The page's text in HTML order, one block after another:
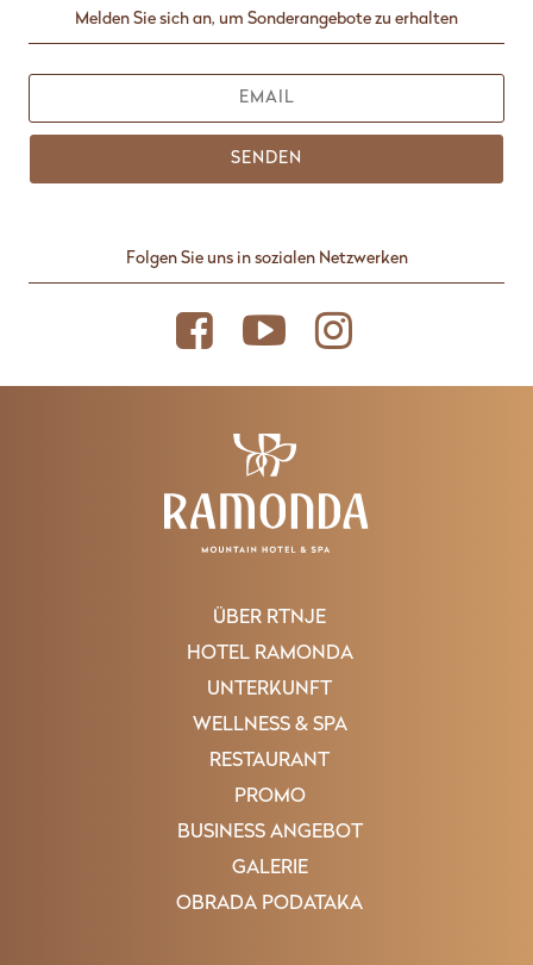
Melden Sie sich an, um Sonderangebote zu erhalten
SENDEN
Folgen Sie uns in sozialen Netzwerken
ÜBER RTNJE
HOTEL RAMONDA
UNTERKUNFT
WELLNESS & SPA
RESTAURANT
PROMO
BUSINESS ANGEBOT
GALERIE
OBRADA PODATAKA